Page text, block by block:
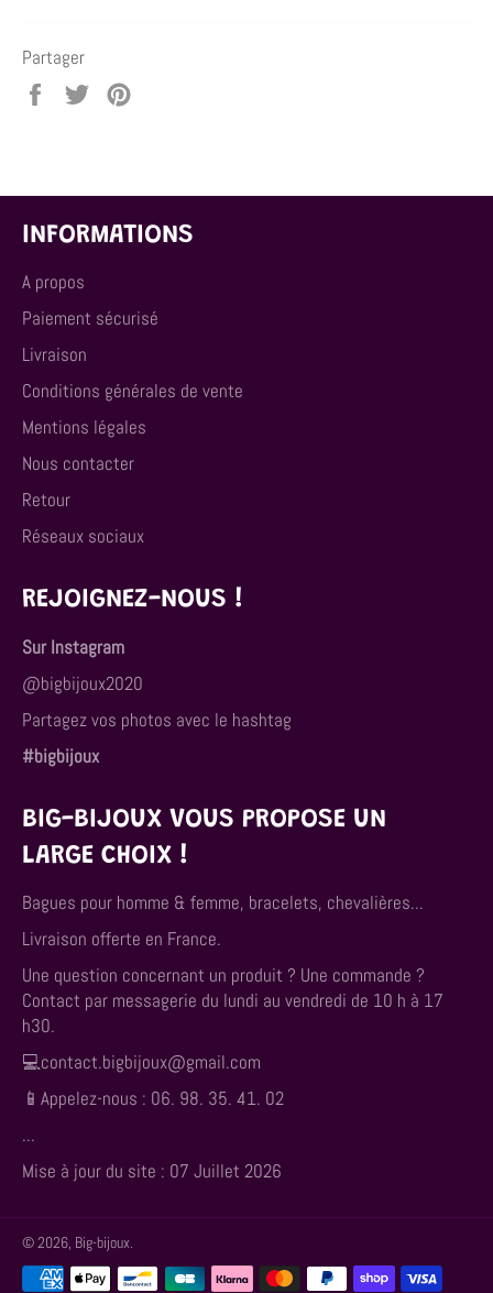
Partager
PartagerTweeter
INFORMATIONS
A propos
Paiement sécurisé
Livraison
Conditions générales de vente
Mentions légales
Nous contacter
Retour
Réseaux sociaux
REJOIGNEZ-NOUS !
Sur Instagram
@bigbijoux2020
Partagez vos photos avec le hashtag
#bigbijoux
BIG-BIJOUX VOUS PROPOSE UN
LARGE CHOIX !
Bagues pour homme & femme, bracelets, chevalières...
Livraison offerte en France.
Une question concernant un produit ? Une commande ?
Contact par messagerie du lundi au vendredi de 10 h à 17
h30.
💻contact.bigbijoux@gmail.com
📱Appelez-nous : 06. 98. 35. 41. 02
...
Mise à jour du site : 07 Juillet 2026
© 2026, Big-bijoux.
Méthodes